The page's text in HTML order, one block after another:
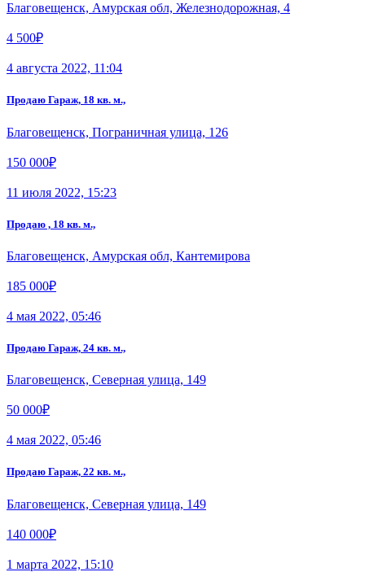
Благовещенск, Амурская обл, Железнодорожная, 4
4 500₽
4 августа 2022, 11:04
Продаю Гараж, 18 кв. м.,
Благовещенск, Пограничная улица, 126
150 000₽
11 июля 2022, 15:23
Продаю , 18 кв. м.,
Благовещенск, Амурская обл, Кантемирова
185 000₽
4 мая 2022, 05:46
Продаю Гараж, 24 кв. м.,
Благовещенск, Северная улица, 149
50 000₽
4 мая 2022, 05:46
Продаю Гараж, 22 кв. м.,
Благовещенск, Северная улица, 149
140 000₽
1 марта 2022, 15:10